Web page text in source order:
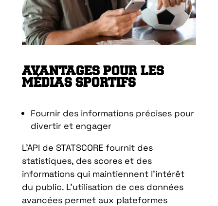
AVANTAGES POUR LES
MÉDIAS SPORTIFS
Fournir des informations précises pour
divertir et engager
L’API de STATSCORE fournit des
statistiques, des scores et des
informations qui maintiennent l’intérêt
du public. L’utilisation de ces données
avancées permet aux plateformes